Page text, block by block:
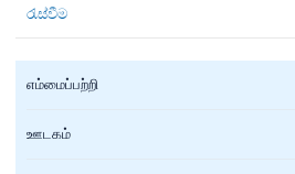
රැස්වීම
எம்மைப்பற்றி
ஊடகம்